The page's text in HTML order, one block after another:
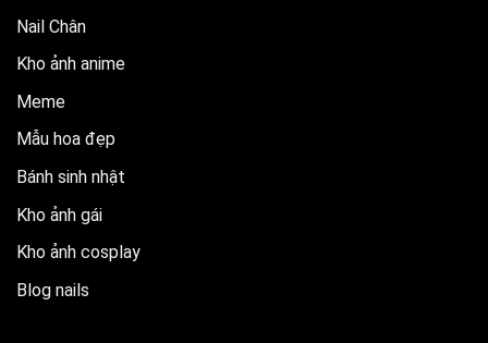
Nail Chân
Kho ảnh anime
Meme
Mẫu hoa đẹp
Bánh sinh nhật
Kho ảnh gái
Kho ảnh cosplay
Blog nails